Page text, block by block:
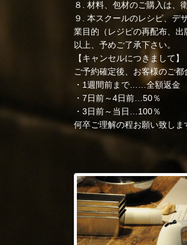
８. 材料、包材のご購入は、
９. 本スクールのレシピ、デ
業目的（レジピの再配布、出
以上、予めご了承下さい。
【キャンセルにつきまして】
ご予約確定後、お客様のご
・1週間前まで……全額返金
・7日前～4日前…50％
・3日前～当日…100％
何卒ご理解の程お願い致しま